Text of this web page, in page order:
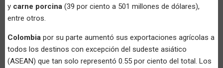
y carne porcina (39 por ciento a 501 millones de dólares),
entre otros.
Colombia por su parte aumentó sus exportaciones agrícolas a
todos los destinos con excepción del sudeste asiático
(ASEAN) que tan solo representó 0.55 por ciento del total. Los